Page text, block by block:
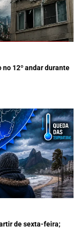
12º andar durante
de sexta-feira;